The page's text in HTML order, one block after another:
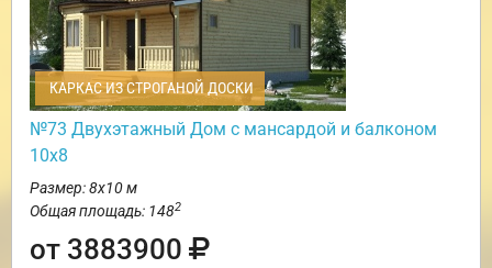
КАРКАС ИЗ СТРОГАНОЙ ДОСКИ
№73 Двухэтажный Дом с мансардой и балконом
10х8
Размер: 8х10 м
Общая площадь: 1482
от 3883900